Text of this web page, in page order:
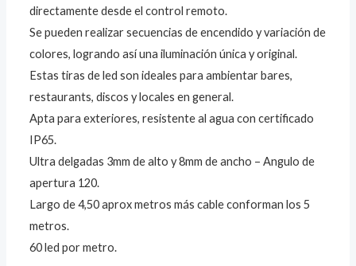
directamente desde el control remoto.
Se pueden realizar secuencias de encendido y variación de
colores, logrando así una iluminación única y original.
Estas tiras de led son ideales para ambientar bares,
restaurants, discos y locales en general.
Apta para exteriores, resistente al agua con certificado
IP65.
Ultra delgadas 3mm de alto y 8mm de ancho – Angulo de
apertura 120.
Largo de 4,50 aprox metros más cable conforman los 5
metros.
60 led por metro.